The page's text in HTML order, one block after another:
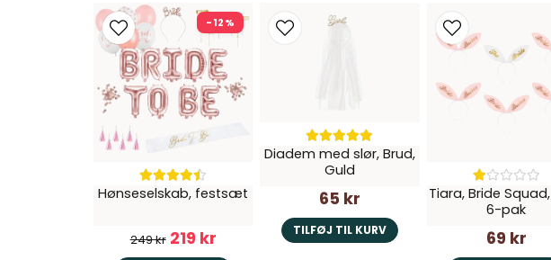
Hønseselskab, festsæt
249 kr 219 kr
-12%
Diadem med slør, Brud,
Guld
65 kr
TILFØJ TIL KURV
Tiara, Bride
6-pak
69 kr